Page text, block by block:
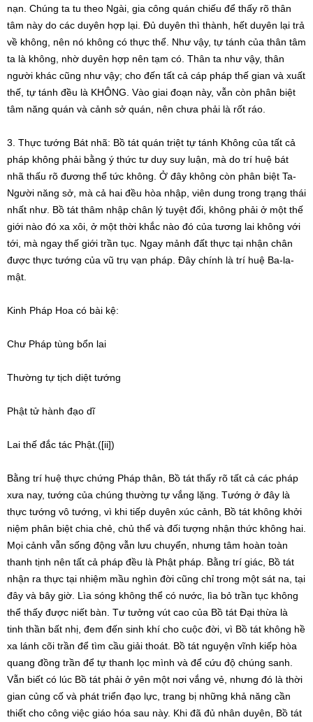
nạn. Chúng ta tu theo Ngài, gia công quán chiếu để thấy rõ thân
tâm này do các duyên hợp lại. Đủ duyên thì thành, hết duyên lại trả
về không, nên nó không có thực thể. Như vậy, tự tánh của thân tâm
ta là không, nhờ duyên hợp nên tạm có. Thân ta như vậy, thân
người khác cũng như vậy; cho đến tất cả cáp pháp thế gian và xuất
thế, tự tánh đều là KHÔNG. Vào giai đoạn này, vẫn còn phân biệt
tâm năng quán và cảnh sở quán, nên chưa phải là rốt ráo.
3. Thực tướng Bát nhã: Bồ tát quán triệt tự tánh Không của tất cả
pháp không phải bằng ý thức tư duy suy luận, mà do trí huệ bát
nhã thấu rõ đương thể tức không. Ở đây không còn phân biệt Ta-
Người năng sở, mà cả hai đều hòa nhập, viên dung trong trạng thái
nhất như. Bồ tát thâm nhập chân lý tuyệt đối, không phải ở một thế
giới nào đó xa xôi, ở một thời khắc nào đó của tương lai không với
tới, mà ngay thế giới trần tục. Ngay mảnh đất thực tại nhận chân
được thực tướng của vũ trụ vạn pháp. Đây chính là trí huệ Ba-la-
mật.
Kinh Pháp Hoa có bài kệ:
Chư Pháp tùng bổn lai
Thường tự tịch diệt tướng
Phật tử hành đạo dĩ
Lai thế đắc tác Phật.([ii])
Bằng trí huệ thực chứng Pháp thân, Bồ tát thấy rõ tất cả các pháp
xưa nay, tướng của chúng thường tự vắng lặng. Tướng ở đây là
thực tướng vô tướng, vì khi tiếp duyên xúc cảnh, Bồ tát không khởi
niệm phân biệt chia chẻ, chủ thể và đối tượng nhận thức không hai.
Mọi cảnh vẫn sống động vẫn lưu chuyển, nhưng tâm hoàn toàn
thanh tịnh nên tất cả pháp đều là Phật pháp. Bằng trí giác, Bồ tát
nhận ra thực tại nhiệm mầu nghìn đời cũng chỉ trong một sát na, tại
đây và bây giờ. Lìa sóng không thể có nước, lìa bỏ trần tục không
thể thấy được niết bàn. Tư tưởng vút cao của Bồ tát Đại thừa là
tinh thần bất nhị, đem đến sinh khí cho cuộc đời, vì Bồ tát không hề
xa lánh cõi trần để tìm cầu giải thoát. Bồ tát nguyện vĩnh kiếp hòa
quang đồng trần để tự thanh lọc mình và để cứu độ chúng sanh.
Vẫn biết có lúc Bồ tát phải ở yên một nơi vắng vẻ, nhưng đó là thời
gian củng cố và phát triển đạo lực, trang bị những khả năng cần
thiết cho công việc giáo hóa sau này. Khi đã đủ nhân duyên, Bồ tát